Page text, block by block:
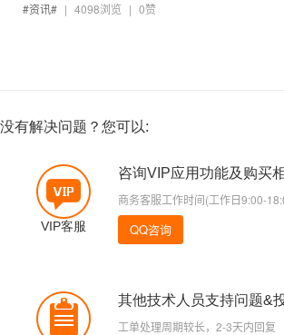
资讯
| 4098浏览 | 0赞
没有解决问题？您可以:
VIP客服
咨询VIP应用功能及购买
商务客服工作时间(工作日9:00-
QQ咨询
其他技术人员支持问题&
工单处理周期较长，2-3天内回复